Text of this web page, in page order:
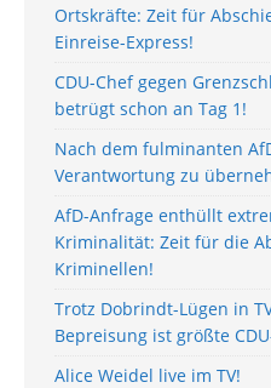
Ortskräfte: Zeit für
Einreise-Express!
CDU-Chef gegen
betrügt schon an Tag 1!
Nach dem fulminanten
Verantwortung zu
AfD-Anfrage enthüllt
Kriminalität: Zeit für die
Kriminellen!
Trotz Dobrindt-Lügen in
Bepreisung ist größte
Alice Weidel live im TV!